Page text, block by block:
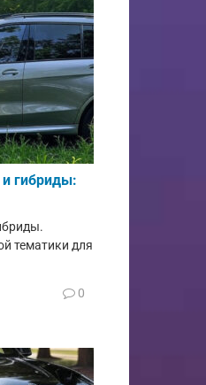
и гибриды:
тематики для
0